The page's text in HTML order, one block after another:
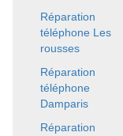
Réparation
téléphone Les
rousses
Réparation
téléphone
Damparis
Réparation